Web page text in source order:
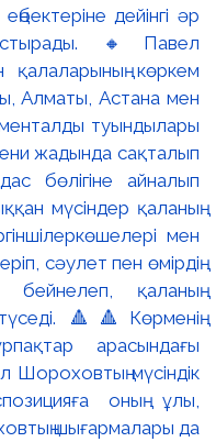
дейінгі әр
🔸Павел
қалаларының көркем
Алматы, Астана мен
туындылары
жадында сақталып
бөлігіне айналып
мүсіндер қаланың
мен
сәулет пен өмірдің
бейнелеп, қаланың
🔺🔺Көрменің
арасындағы
мүсіндік
оның ұлы,
шығармалары да